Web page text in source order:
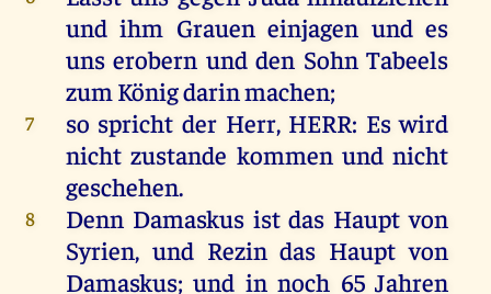
und ihm Graueneinjagen und es
uns erobern und den Sohn Tabeels
zum Königdarinmachen;
7 so spricht der Herr, HERR: Es wird
nichtzustande kommen und nicht
geschehen.
8 Denn Damaskus ist das Haupt von
Syrien, und Rezin das Haupt von
Damaskus;und in noch 65Jahren